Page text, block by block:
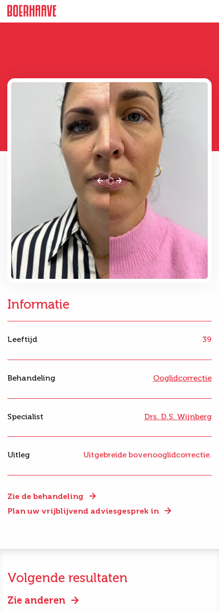
Zie de behandeling
Plan uw vrijblijvend adviesgesprek in
Informatie
Leeftijd 39
Behandeling Ooglidcorrectie
Specialist Drs. D.S. Wijnberg
Uitleg Uitgebreide bovenooglidcorrectie.
Volgende resultaten
Zie anderen